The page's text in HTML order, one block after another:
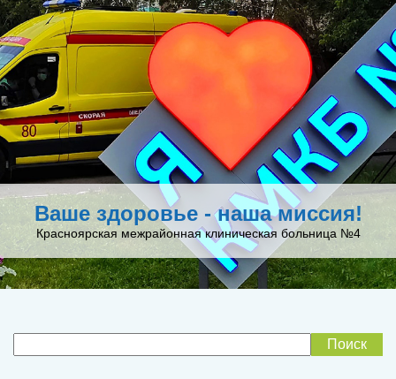
Ваше здоровье - наша миссия!
Красноярская межрайонная клиническая больница №4